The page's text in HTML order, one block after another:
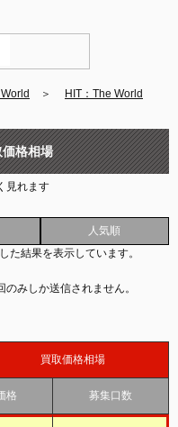
＞
HIT：The World
格相場
見れます
人気順
た結果を表示しています。
のみしか送信されません。
買取価格相場
格 募集口数